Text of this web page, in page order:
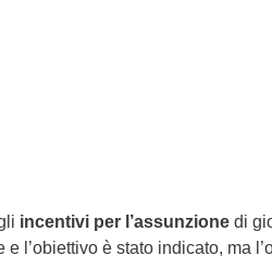
incentivi per l’assunzione di
l’obiettivo è stato indicato, ma